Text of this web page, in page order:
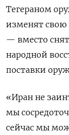
Тегераном
изменят свою
— вместо
народной
поставки
«Иран не
мы
сейчас мы